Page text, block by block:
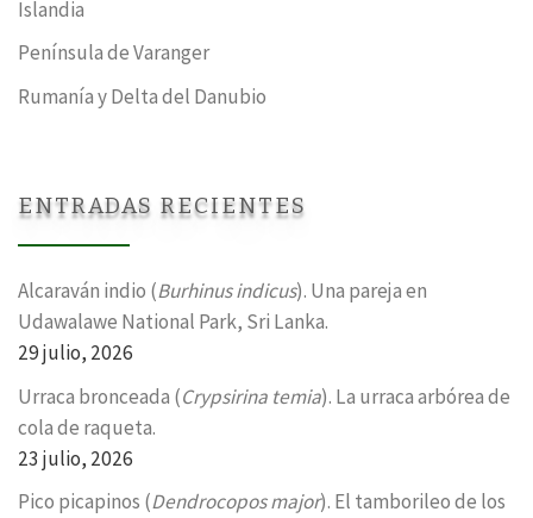
Islandia
Península de Varanger
Rumanía y Delta del Danubio
ENTRADAS RECIENTES
Alcaraván indio (Burhinus indicus). Una pareja en
Udawalawe National Park, Sri Lanka.
29 julio, 2026
Urraca bronceada (Crypsirina temia). La urraca arbórea de
cola de raqueta.
23 julio, 2026
Pico picapinos (Dendrocopos major). El tamborileo de los